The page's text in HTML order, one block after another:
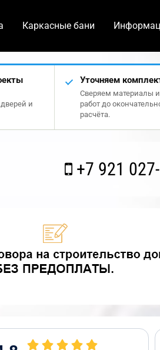
Каркасные бани
и
Уточняем
Сверяем материалы и
работ до
расчёта.
+7 921